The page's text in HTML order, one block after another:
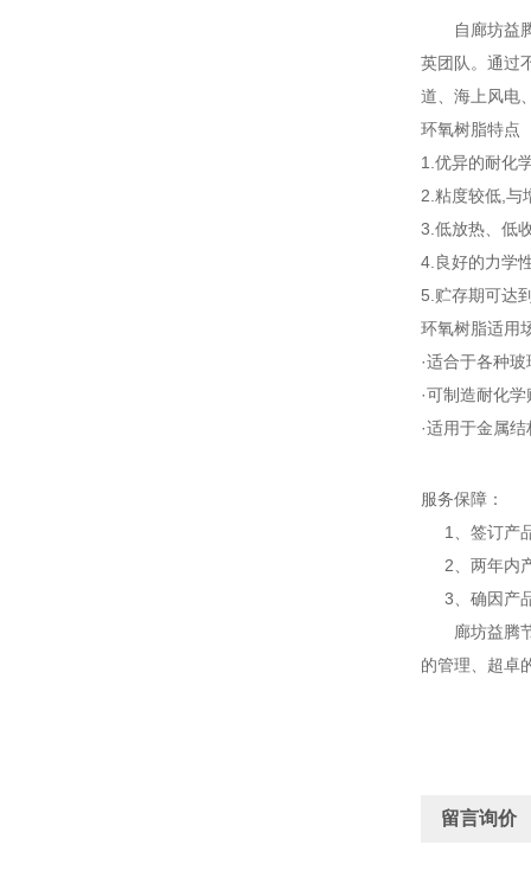
自廊坊益腾
英团队。通过
道、海上风电
环氧树脂特点
1.优异的耐化
2.粘度较低,与
3.低放热、低
4.良好的力学
5.贮存期可达
环氧树脂适用
·适合于各种
·可制造耐化
·适用于金属
服务保障：
1、签订产
2、两年内产
3、确因产品
廊坊益腾节
的管理、超卓
留言询价